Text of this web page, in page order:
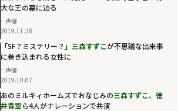
大な王の墓に迫る
声優
2019.11.28
「SF？ミステリー？」 三森すずこが不思議な出来事
に巻き込まれる女性に
声優
2019.10.07
あのミルキィホームズでおなじみの三森すずこ、 徳
井青空ら4人がナレーションで共演